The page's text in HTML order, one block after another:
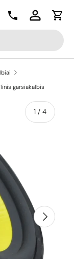
KontaktaiPrisijungti
garsiakalbis
1 / apie
4
Kitas